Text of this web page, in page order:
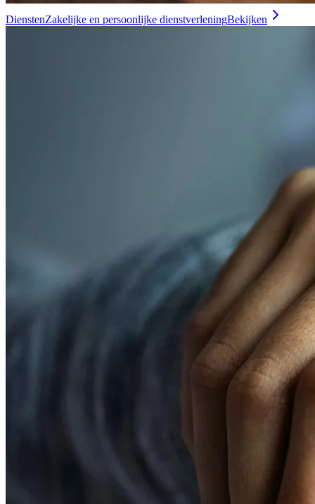
DienstenZakelijke en persoonlijke dienstverleningBekijken